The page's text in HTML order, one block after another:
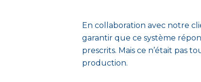
En collaboration avec notre
garantir que ce système
prescrits. Mais ce n’était pas
production.